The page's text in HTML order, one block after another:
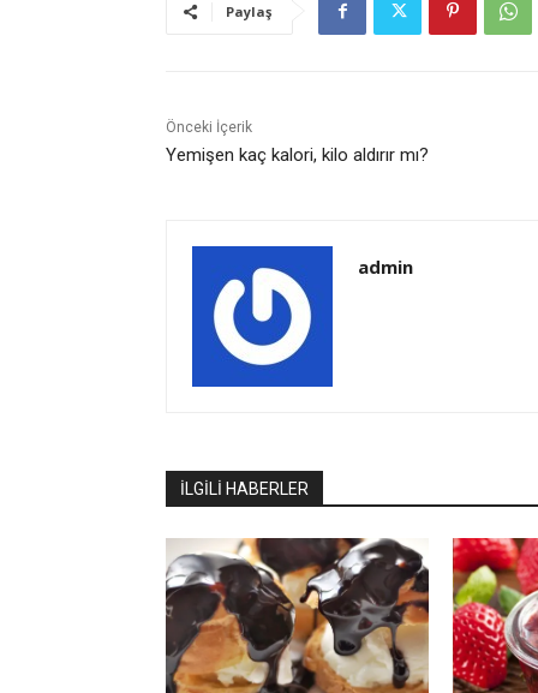
Paylaş
Önceki İçerik
Yemişen kaç kalori, kilo aldırır mı?
admin
İLGİLİ HABERLER